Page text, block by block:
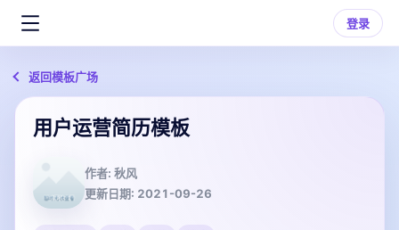
登录
返回模板广场
用户运营简历模板
作者: 秋风
更新日期: 2021-09-26